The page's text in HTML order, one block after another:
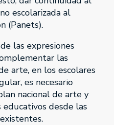
escolarizada al
(Panets).
las expresiones
las
arte, en los escolares
es necesario
nacional de arte y
desde las